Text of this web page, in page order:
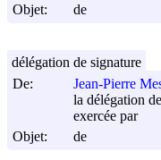
Objet:
de
De:
Jean-Pierre
la délégation
exercée par
Objet:
de
délégation de signature